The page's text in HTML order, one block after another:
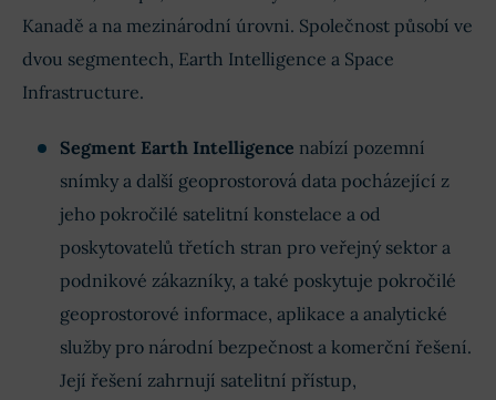
Kanadě a na mezinárodní úrovni. Společnost působí ve
dvou segmentech, Earth Intelligence a Space
Infrastructure.
Segment Earth Intelligence nabízí pozemní
snímky a další geoprostorová data pocházející z
jeho pokročilé satelitní konstelace a od
poskytovatelů třetích stran pro veřejný sektor a
podnikové zákazníky, a také poskytuje pokročilé
geoprostorové informace, aplikace a analytické
služby pro národní bezpečnost a komerční řešení.
Její řešení zahrnují satelitní přístup,